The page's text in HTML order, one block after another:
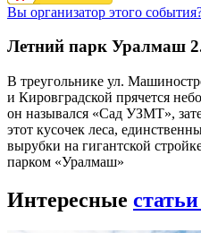
Вы организатор этого
Летний парк Уралмаш
В треугольнике ул.
и Кировградской прячется
он назывался «Сад УЗМТ»,
этот кусочек леса,
вырубки на гигантской
парком «Уралмаш»
Интересные